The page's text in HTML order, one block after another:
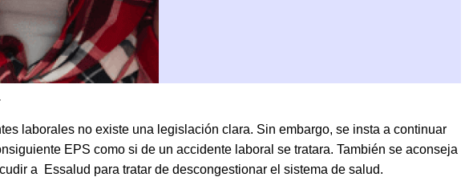
laborales no existe una legislación clara. Sin embargo, se insta a continuar
EPS como si de un accidente laboral se tratara. También se aconseja
a Essalud para tratar de descongestionar el sistema de salud.